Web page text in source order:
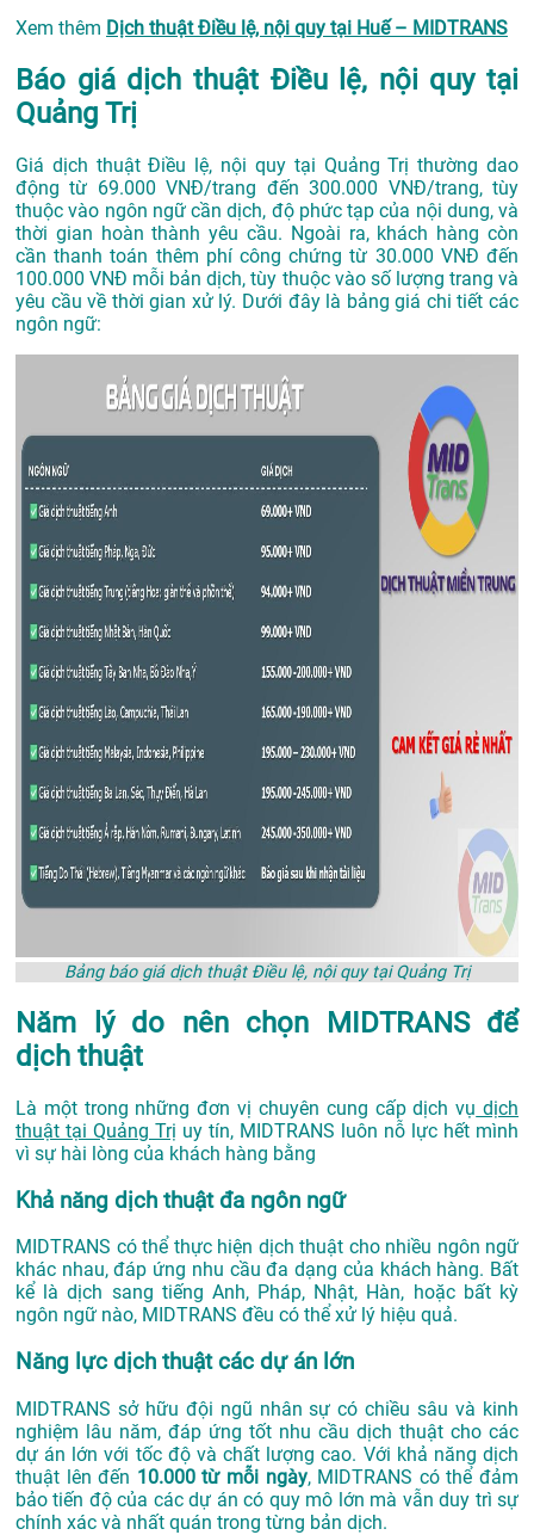
Xem thêm Dịch thuật Điều lệ, nội quy tại Huế – MIDTRANS
Báo giá dịch thuật Điều lệ, nội quy tại
Quảng Trị
Giá dịch thuật Điều lệ, nội quy tại Quảng Trị thường dao
động từ 69.000 VNĐ/trang đến 300.000 VNĐ/trang, tùy
thuộc vào ngôn ngữ cần dịch, độ phức tạp của nội dung, và
thời gian hoàn thành yêu cầu. Ngoài ra, khách hàng còn
cần thanh toán thêm phí công chứng từ 30.000 VNĐ đến
100.000 VNĐ mỗi bản dịch, tùy thuộc vào số lượng trang và
yêu cầu về thời gian xử lý. Dưới đây là bảng giá chi tiết các
ngôn ngữ:
Bảng báo giá dịch thuật Điều lệ, nội quy tại Quảng Trị
Năm lý do nên chọn MIDTRANS để
dịch thuật
Là một trong những đơn vị chuyên cung cấp dịch vụ dịch
thuật tại Quảng Trị uy tín, MIDTRANS luôn nỗ lực hết mình
vì sự hài lòng của khách hàng bằng
Khả năng dịch thuật đa ngôn ngữ
MIDTRANS có thể thực hiện dịch thuật cho nhiều ngôn ngữ
khác nhau, đáp ứng nhu cầu đa dạng của khách hàng. Bất
kể là dịch sang tiếng Anh, Pháp, Nhật, Hàn, hoặc bất kỳ
ngôn ngữ nào, MIDTRANS đều có thể xử lý hiệu quả.
Năng lực dịch thuật các dự án lớn
MIDTRANS sở hữu đội ngũ nhân sự có chiều sâu và kinh
nghiệm lâu năm, đáp ứng tốt nhu cầu dịch thuật cho các
dự án lớn với tốc độ và chất lượng cao. Với khả năng dịch
thuật lên đến 10.000 từ mỗi ngày, MIDTRANS có thể đảm
bảo tiến độ của các dự án có quy mô lớn mà vẫn duy trì sự
chính xác và nhất quán trong từng bản dịch.